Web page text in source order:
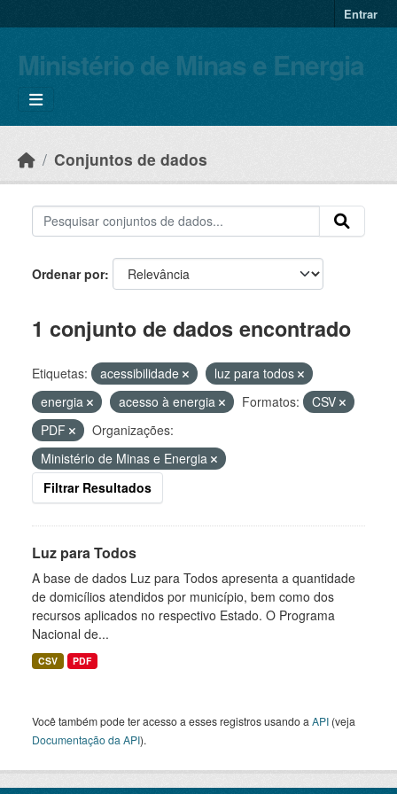
Entrar
Ministério de Minas e Energia
Conjuntos de dados
Ordenar por
1 conjunto de dados encontrado
Etiquetas: acessibilidade
luz para todos
energia
acesso à energia Formatos:
CSV
PDF
Organizações:
Ministério de Minas e Energia
Filtrar Resultados
Luz para Todos
A base de dados Luz para Todos apresenta a quantidade
de domicílios atendidos por município, bem como dos
recursos aplicados no respectivo Estado. O Programa
Nacional de...
CSV PDF
Você também pode ter acesso a esses registros usando a API (veja
Documentação da API).